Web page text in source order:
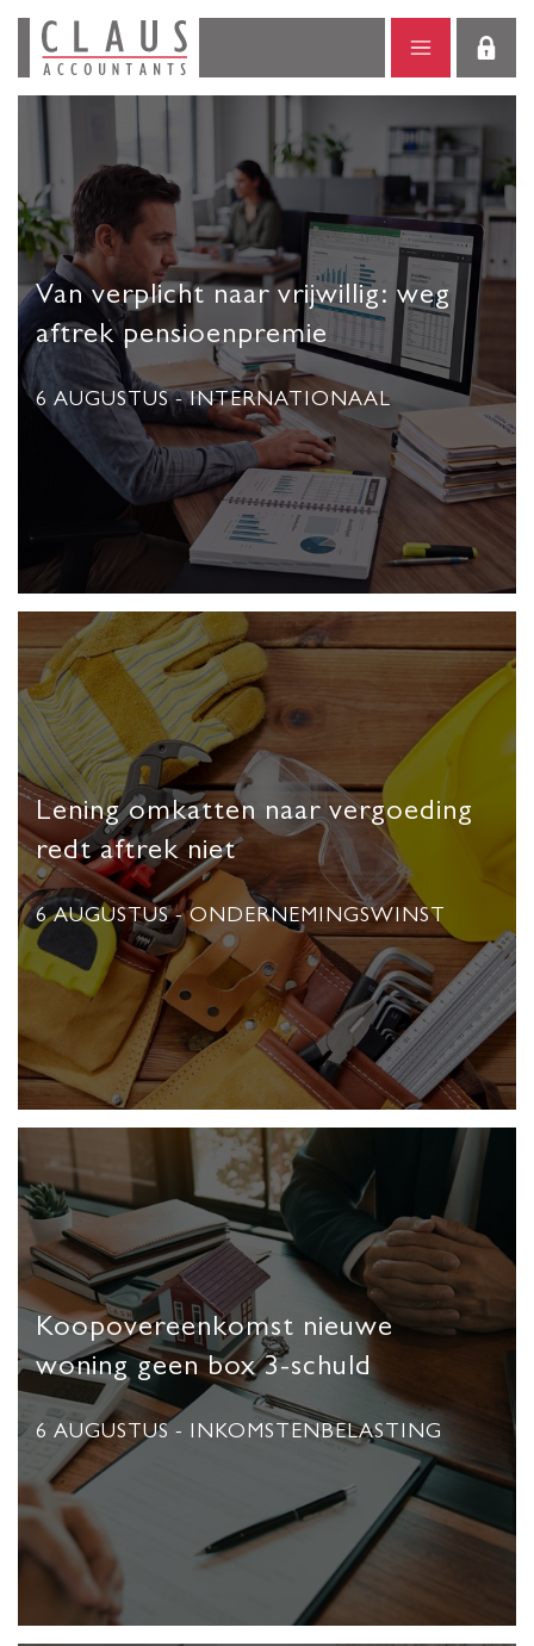
Van verplicht naar vrijwillig: weg
aftrek pensioenpremie
6 AUGUSTUS- INTERNATIONAAL
Lening omkatten naar vergoeding
redt aftrek niet
6 AUGUSTUS- ONDERNEMINGSWINST
Koopovereenkomst nieuwe
woning geen box 3-schuld
6 AUGUSTUS - INKOMSTENBELASTING